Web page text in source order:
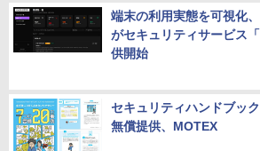
端末の利用実態を可視化
がセキュリティサービス
供開始
セキュリティハンドブッ
無償提供、MOTEX